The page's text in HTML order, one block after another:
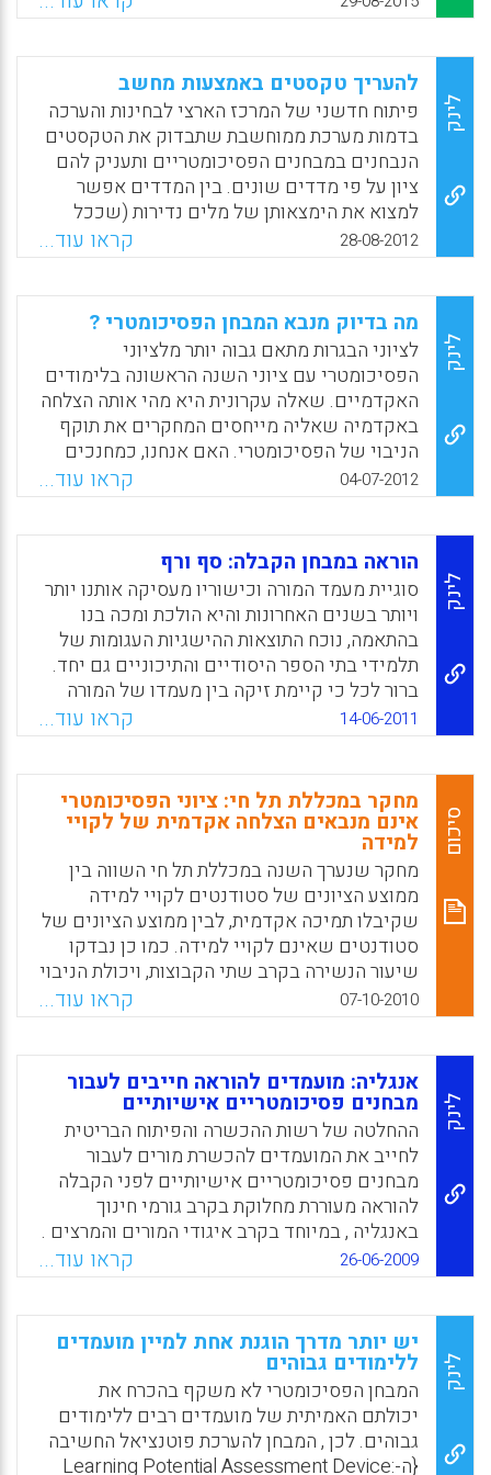
IMPACT – שבהן נאספים נתונים מגוונים של
וגמולים על הוראה ועוד). כך יכלו החוקרים
להעריך את ביצועי המורים בכיתות ובתחומי דעת
שונים, ולא היה עליהם להגביל את עצמם למדגם
מסוים (Jacob, B., Rockoff, J.E., Taylor, E.S.,
Benjamin, L., & Rosen, R).
WhatsApp
Facebook
Email
X
אבל ככל שיהיו יותר מיצ"בים חיצוניים, כך
המערכת יותר נלחצת. צריך להקטין את הפיקוח של
מפקחים ושל משרד החינוך ולתת חופש
למנהלים. לשאול אותם מה החלום שלהם, ובשלב
מסוים לעשות הערכה, בשקיפות מלאה" (גלי
מרקוביץ סלוצקר).
WhatsApp
Facebook
Email
X
לינק
להעריך טקסטים באמצעות מחשב
פיתוח חדשני של המרכז הארצי לבחינות והערכה
בדמות מערכת ממוחשבת שתבדוק את הטקסטים
הנבחנים במבחנים הפסיכומטריים ותעניק להם
ציון על פי מדדים שונים. בין המדדים אפשר
למצוא את הימצאותן של מלים נדירות (שככל
שמספרן גדול יותר כן משתפר הציון), טקסט ארוך
(שגם הוא מעלה את הציון) וסימני קריאה
שריבויין מוריד את הציון). יורם אורעד , כמומחה
לפדגוגיה ותקשוב חינוכי מביע אי נחת .
WhatsApp
Facebook
Email
X
28-08-2012 קראו עוד...
לינק
מה בדיוק מנבא המבחן הפסיכומטרי ?
לציוני הבגרות מתאם גבוה יותר מלציוני
הפסיכומטרי עם ציוני השנה הראשונה בלימודים
האקדמיים. שאלה עקרונית היא מהי אותה הצלחה
באקדמיה שאליה מייחסים המחקרים את תוקף
הניבוי של הפסיכומטרי. האם אנחנו, כמחנכים
וכאנשי אקדמיה, שלמים עם כך שהיכולת
הנדרשת כדי להצליח באקדמיה היא היכולת
להתמודד עם מספר גדול של פריטים בתוך פרק
זמן קצר? האם איש האקדמיה "מצליח" באמת ניחן
ביכולת להבחין בניואנסים דקים בין טיעונים
ודעות שונות? ( צחי מילגרום) .
WhatsApp
Facebook
Email
X
04-07-2012 קראו עוד...
לינק
הוראה במבחן הקבלה: סף ורף
סוגיית מעמד המורה וכישוריו מעסיקה אותנו יותר
ויותר בשנים האחרונות והיא הולכת ומכה בנו
בהתאמה, נוכח התוצאות ההישגיות העגומות של
תלמידי בתי הספר היסודיים והתיכוניים גם יחד.
ברור לכל כי קיימת זיקה בין מעמדו של המורה
וחוסר האונים שלו מול המציאות הקשה, לבין
ההישגים הנמוכים של התלמידים והטיעון לפיו
ציוני הסף של הפונים ללימודי הוראה נמוכים
בממוצע מציוניהם של כלל הפונים ללימודי
השכלה גבוהה בישראל. מאמר זה מתמקד
במדדים מקצועיים ובאמות מידה הנדרשות
בתהליך הקבלה ללימודי הוראה בשני היבטים:
עקרונות אתיים ומקצועיים בתהליכי הקבלה
למערכת החינוך, ונתוני סף ורף של המועמדים.
הטענה המרכזית היא שכדי לשנות את מעמדם
של המורים ולחולל מהפכה באיכות ההוראה
שלהם וברמת אישיותם, יש צורך לברר קודם מהו
תהליך המיון הראוי לקבלתם והאם נבחנו הנתונים
קבלת תפקיד כראוי לכל ארגון מקצועי ( קטקו,
תמר) .
WhatsApp
Facebook
Email
X
14-06-2011 קראו עוד...
סיכום
מחקר במכללת תל חי: ציוני הפסיכומטרי
אינם מנבאים הצלחה אקדמית של לקויי
למידה
מחקר שנערך השנה במכללת תל חי השווה בין
ממוצע הציונים של סטודנטים לקויי למידה
שקיבלו תמיכה אקדמית, לבין ממוצע הציונים של
סטודנטים שאינם לקויי למידה. כמו כן נבדקו
שיעור הנשירה בקרב שתי הקבוצות, ויכולת הניבוי
של מבחני הבגרות והפסיכומטרי לגבי הצלחת
הסטודנטים בלימודים.תוצאות המחקר מצביעות
על כך שציון הבחינה הפסיכומטרית אינו מנבא
הצלחה בקרב סטודנטים לקויי למידה. הישגיהם
של סטודנטים בעלי ליקויי למידה אינם נופלים
מאלה של סטודנט רגיל ולעתים גבוהים מאלה של
סטודנטים שאינם לקויי למידה. (חיים ביאור).
WhatsApp
Facebook
Email
X
07-10-2010 קראו עוד...
לינק
אנגליה: מועמדים להוראה חייבים לעבור
מבחנים פסיכומטריים אישיותיים
ההחלטה של רשות ההכשרה והפיתוח הבריטית
לחייב את המועמדים להכשרת מורים לעבור
מבחנים פסיכומטריים אישיותיים לפני הקבלה
להוראה מעוררת מחלוקת בקרב גורמי חינוך
באנגליה , במיוחד בקרב איגודי המורים והמרצים .
ההחלטה לפתח כלי דיאגנוסטי שיאפשר למוסדות
הכשרת המורים למיין ולאתר את המועמדים
הראויים נתקבלה בעקבות ממצאים על קליטת
מועמדים לא מתאימים להוראה במשך שנים ועל
שיעור נשירה גבוה משורת ההוראה בקרב מורים
חדשים בבתי הספר. הכלי הדיאגנוסטי לבדיקת
התאמה אישיותיות של מורים יבדוק מיומנויות
שאינן רק קוגניטיביות אלא גם רגשיות
ואישיותיות .
26-06-2009 קראו עוד...
לינק
יש יותר מדרך הוגנת אחת למיין מועמדים
ללימודים גבוהים
המבחן הפסיכומטרי לא משקף בהכרח את
יכולתם האמיתית של מועמדים רבים ללימודים
גבוהים. לכן , המבחן להערכת פוטנציאל החשיבה
{ה-:Learning Potential Assessment Device